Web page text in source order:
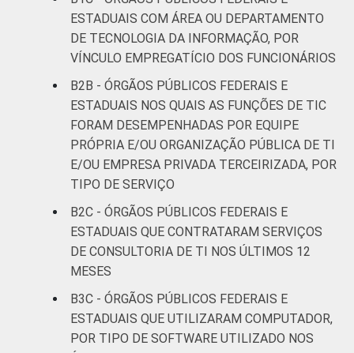
ESTADUAIS COM ÁREA OU DEPARTAMENTO
DE TECNOLOGIA DA INFORMAÇÃO, POR
VÍNCULO EMPREGATÍCIO DOS FUNCIONÁRIOS
B2B - ÓRGÃOS PÚBLICOS FEDERAIS E
ESTADUAIS NOS QUAIS AS FUNÇÕES DE TIC
FORAM DESEMPENHADAS POR EQUIPE
PRÓPRIA E/OU ORGANIZAÇÃO PÚBLICA DE TI
E/OU EMPRESA PRIVADA TERCEIRIZADA, POR
TIPO DE SERVIÇO
B2C - ÓRGÃOS PÚBLICOS FEDERAIS E
ESTADUAIS QUE CONTRATARAM SERVIÇOS
DE CONSULTORIA DE TI NOS ÚLTIMOS 12
MESES
B3C - ÓRGÃOS PÚBLICOS FEDERAIS E
ESTADUAIS QUE UTILIZARAM COMPUTADOR,
POR TIPO DE SOFTWARE UTILIZADO NOS